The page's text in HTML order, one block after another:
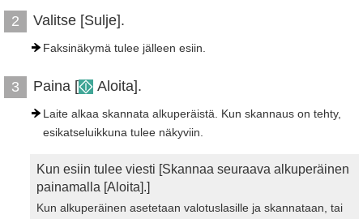
2 Valitse [Sulje].
Faksinäkymä tulee jälleen esiin.
3 Paina [ Aloita].
Laite alkaa skannata alkuperäistä. Kun skannaus on tehty,
esikatseluikkuna tulee näkyviin.
Kun esiin tulee viesti [Skannaa seuraava alkuperäinen
painamalla [Aloita].]
Kun alkuperäinen asetetaan valotuslasille ja skannataan, tai